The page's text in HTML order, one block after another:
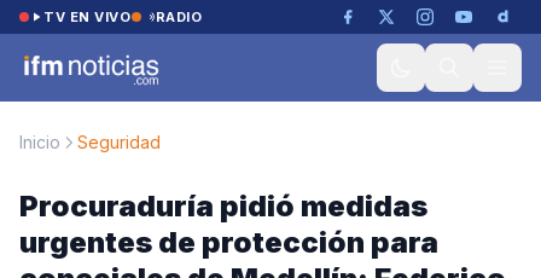
Saltar al contenido
TV EN VIVO RADIO
Inicio Seguridad
Procuraduría pidió medidas
urgentes de protección para